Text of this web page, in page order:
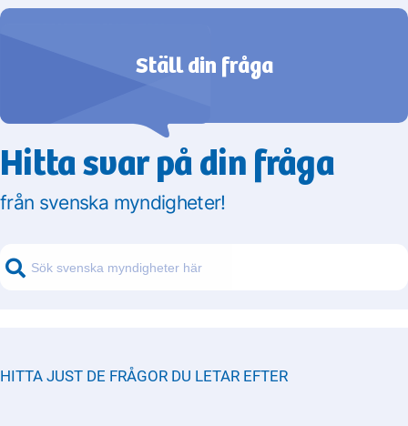
Ställ din fråga
Hitta svar på din fråga
från svenska myndigheter!
HITTA JUST DE FRÅGOR DU LETAR EFTER